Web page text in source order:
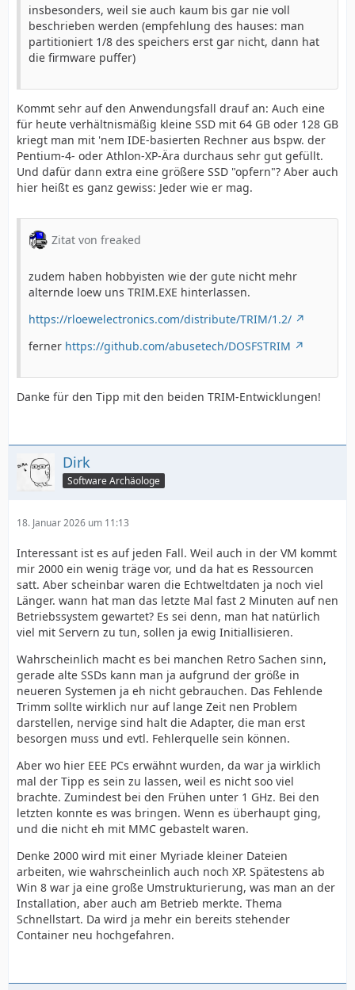
insbesonders, weil sie auch kaum bis gar nie voll
beschrieben werden (empfehlung des hauses: man
partitioniert 1/8 des speichers erst gar nicht, dann hat
die firmware puffer)
Kommt sehr auf den Anwendungsfall drauf an: Auch eine
für heute verhältnismäßig kleine SSD mit 64 GB oder 128 GB
kriegt man mit 'nem IDE-basierten Rechner aus bspw. der
Pentium-4- oder Athlon-XP-Ära durchaus sehr gut gefüllt.
Und dafür dann extra eine größere SSD "opfern"? Aber auch
hier heißt es ganz gewiss: Jeder wie er mag.
Zitat von freaked
zudem haben hobbyisten wie der gute nicht mehr
alternde loew uns TRIM.EXE hinterlassen.
https://rloewelectronics.com/distribute/TRIM/1.2/
ferner https://github.com/abusetech/DOSFSTRIM
Danke für den Tipp mit den beiden TRIM-Entwicklungen!
Dirk
Software Archäologe
18. Januar 2026 um 11:13
Interessant ist es auf jeden Fall. Weil auch in der VM kommt
mir 2000 ein wenig träge vor, und da hat es Ressourcen
satt. Aber scheinbar waren die Echtweltdaten ja noch viel
Länger. wann hat man das letzte Mal fast 2 Minuten auf nen
Betriebssystem gewartet? Es sei denn, man hat natürlich
viel mit Servern zu tun, sollen ja ewig Initiallisieren.
Wahrscheinlich macht es bei manchen Retro Sachen sinn,
gerade alte SSDs kann man ja aufgrund der größe in
neueren Systemen ja eh nicht gebrauchen. Das Fehlende
Trimm sollte wirklich nur auf lange Zeit nen Problem
darstellen, nervige sind halt die Adapter, die man erst
besorgen muss und evtl. Fehlerquelle sein können.
Aber wo hier EEE PCs erwähnt wurden, da war ja wirklich
mal der Tipp es sein zu lassen, weil es nicht soo viel
brachte. Zumindest bei den Frühen unter 1 GHz. Bei den
letzten konnte es was bringen. Wenn es überhaupt ging,
und die nicht eh mit MMC gebastelt waren.
Denke 2000 wird mit einer Myriade kleiner Dateien
arbeiten, wie wahrscheinlich auch noch XP. Spätestens ab
Win 8 war ja eine große Umstrukturierung, was man an der
Installation, aber auch am Betrieb merkte. Thema
Schnellstart. Da wird ja mehr ein bereits stehender
Container neu hochgefahren.